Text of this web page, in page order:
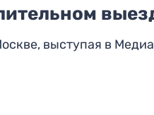
выступая в